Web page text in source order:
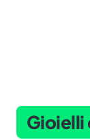
Gioielli